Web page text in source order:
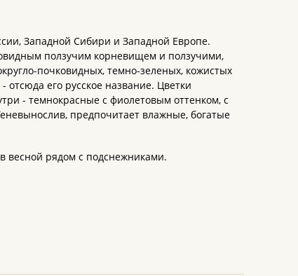
Западной Сибири и Западной Европе.
ползучим корневищем и ползучими,
почковидных, темно-зеленых, кожистых
его русское название. Цветки
- темнокрасные с фиолетовым оттенком, с
предпочитает влажные, богатые
весной рядом с подснежниками.